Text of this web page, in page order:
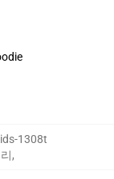
1308t
,